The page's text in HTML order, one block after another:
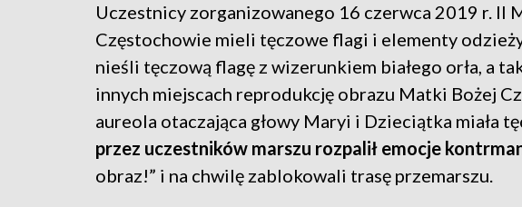
Uczestnicy zorganizowanego 16 czerwca 2019 r. II
Częstochowie mieli tęczowe flagi i elementy
nieśli tęczową flagę z wizerunkiem białego orła, a
innych miejscach reprodukcję obrazu Matki Bożej
aureola otaczająca głowy Maryi i Dzieciątka miała
przez uczestników marszu rozpalił emocje
obraz!” i na chwilę zablokowali trasę przemarszu.